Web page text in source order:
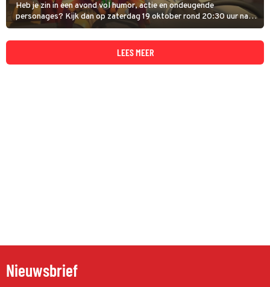
Heb je zin in een avond vol humor, actie en ondeugende
personages? Kijk dan op zaterdag 19 oktober rond 20:30 uur naar
de tv-première van The Bad Guys op Comedy Central.
LEES MEER
Nieuwsbrief